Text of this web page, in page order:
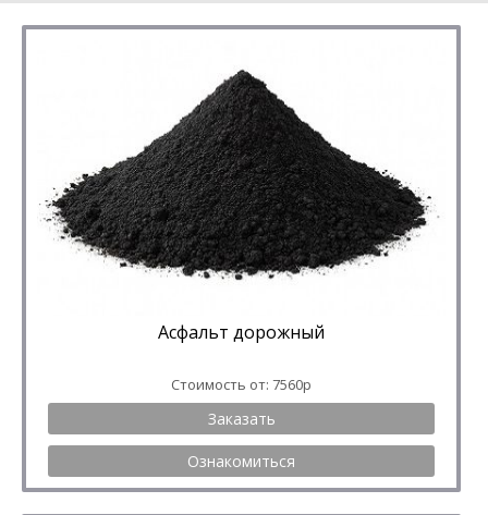
Асфальт дорожный
Стоимость от: 7560р
Заказать
Ознакомиться